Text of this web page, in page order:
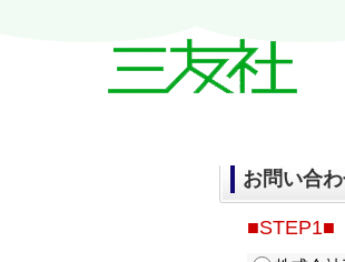
お問い合
■STEP1■